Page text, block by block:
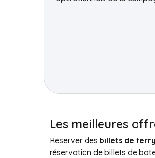
Les meilleures
Réserver des billets de
réservation de billets de